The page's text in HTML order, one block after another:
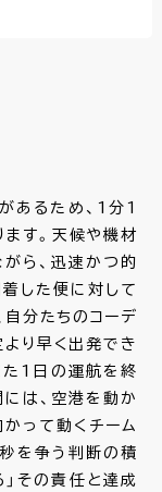
あるため、1分1
す。天候や機材
ら、迅速かつ的
した便に対して
自分たちのコーデ
より早く出発でき
た1日の運航を終
は、空港を動か
って動くチーム
を争う判断の積
その責任と達成